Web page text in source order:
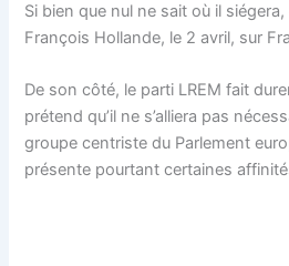
Si bien que nul ne sait où il
François Hollande, le 2 avril, sur
De son côté, le parti LREM fait
prétend qu’il ne s’alliera pas
groupe centriste du Parlement
présente pourtant certaines